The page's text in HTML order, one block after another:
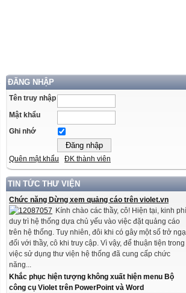
ĐĂNG NHẬP
Tên truy nhập
Mật khẩu
Ghi nhớ
Quên mật khẩu ĐK thành viên
TIN TỨC THƯ VIỆN
Chức năng Dừng xem quảng cáo trên violet.vn
Kính chào các thầy, cô! Hiện tại, kinh phí
duy trì hệ thống dựa chủ yếu vào việc đặt quảng cáo
trên hệ thống. Tuy nhiên, đôi khi có gây một số trở
đối với thầy, cô khi truy cập. Vì vậy, để thuận tiện trong
việc sử dụng thư viện hệ thống đã cung cấp chức
năng...
Khắc phục hiện tượng không xuất hiện menu Bộ
công cụ Violet trên PowerPoint và Word